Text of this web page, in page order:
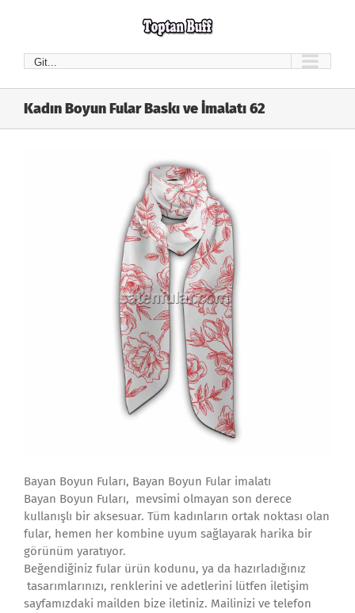
Git...
Kadın Boyun Fular Baskı ve İmalatı 62
Bayan Boyun Fuları, Bayan Boyun Fular imalatı
Bayan Boyun Fuları, mevsimi olmayan son derece
kullanışlı bir aksesuar. Tüm kadınların ortak noktası olan
fular, hemen her kombine uyum sağlayarak harika bir
görünüm yaratıyor.
Beğendiğiniz fular ürün kodunu, ya da hazırladığınız
tasarımlarınızı, renklerini ve adetlerini lütfen iletişim
sayfamızdaki mailden bize iletiniz. Mailinizi ve telefon